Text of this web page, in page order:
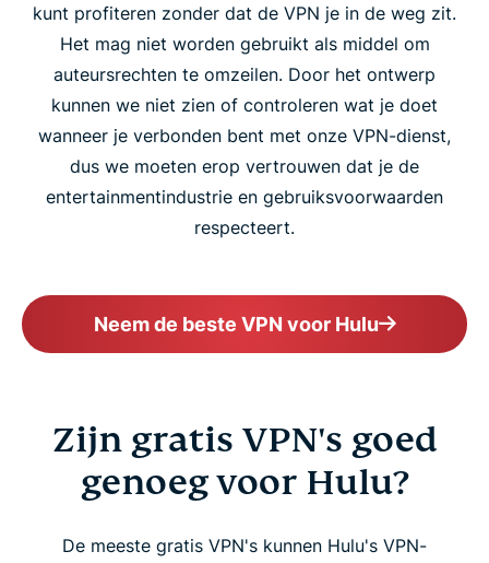
kunt profiteren zonder dat de VPN je in de weg zit.
Het mag niet worden gebruikt als middel om
auteursrechten te omzeilen. Door het ontwerp
kunnen we niet zien of controleren wat je doet
wanneer je verbonden bent met onze VPN-dienst,
dus we moeten erop vertrouwen dat je de
entertainmentindustrie en gebruiksvoorwaarden
respecteert.
Neem de beste VPN voor Hulu
Zijn gratis VPN's goed
genoeg voor Hulu?
De meeste gratis VPN's kunnen Hulu's VPN-